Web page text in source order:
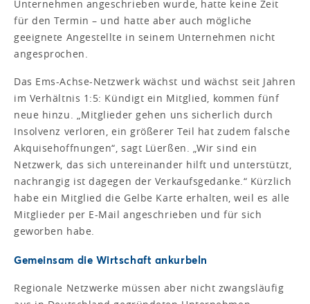
Unternehmen angeschrieben wurde, hatte keine Zeit
für den Termin – und hatte aber auch mögliche
geeignete Angestellte in seinem Unternehmen nicht
angesprochen.
Das Ems-Achse-Netzwerk wächst und wächst seit Jahren
im Verhältnis 1:5: Kündigt ein Mitglied, kommen fünf
neue hinzu. „Mitglieder gehen uns sicherlich durch
Insolvenz verloren, ein größerer Teil hat zudem falsche
Akquisehoffnungen“, sagt Lüerßen. „Wir sind ein
Netzwerk, das sich untereinander hilft und unterstützt,
nachrangig ist dagegen der Verkaufsgedanke.“ Kürzlich
habe ein Mitglied die Gelbe Karte erhalten, weil es alle
Mitglieder per E-Mail angeschrieben und für sich
geworben habe.
Gemeinsam die Wirtschaft ankurbeln
Regionale Netzwerke müssen aber nicht zwangsläufig